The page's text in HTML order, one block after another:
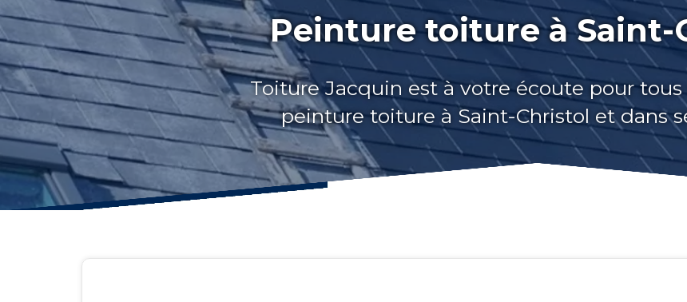
Peinture toiture à Saint-
Toiture Jacquin est à votre écoute pour
peinture toiture à Saint-Christol et dans